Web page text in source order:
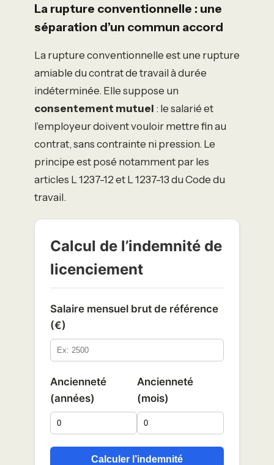
La rupture conventionnelle : une
séparation d’un commun accord
La rupture conventionnelle est une rupture
amiable du contrat de travail à durée
indéterminée. Elle suppose un
consentement mutuel : le salarié et
l’employeur doivent vouloir mettre fin au
contrat, sans contrainte ni pression. Le
principe est posé notamment par les
articles L 1237-12 et L 1237-13 du Code du
travail.
Calcul de l’indemnité de
licenciement
Salaire mensuel brut de référence
(€)
Ancienneté
(années)
Ancienneté
(mois)
Calculer l’indemnité